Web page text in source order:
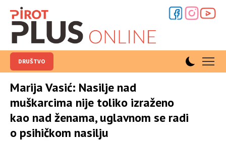
DRUŠTVO
Marija Vasić: Nasilje nad
muškarcima nije toliko izraženo
kao nad ženama, uglavnom se radi
o psihičkom nasilju